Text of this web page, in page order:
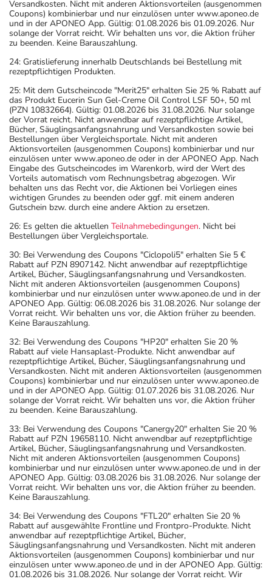
Versandkosten. Nicht mit anderen Aktionsvorteilen (ausgenommen
Coupons) kombinierbar und nur einzulösen unter www.aponeo.de
und in der APONEO App. Gültig: 01.08.2026 bis 01.09.2026. Nur
solange der Vorrat reicht. Wir behalten uns vor, die Aktion früher
zu beenden. Keine Barauszahlung.
24: Gratislieferung innerhalb Deutschlands bei Bestellung mit
rezeptpflichtigen Produkten.
25: Mit dem Gutscheincode "Merit25" erhalten Sie 25 % Rabatt auf
das Produkt Eucerin Sun Gel-Creme Oil Control LSF 50+, 50 ml
(PZN 10832664). Gültig: 01.08.2026 bis 31.08.2026. Nur solange
der Vorrat reicht. Nicht anwendbar auf rezeptpflichtige Artikel,
Bücher, Säuglingsanfangsnahrung und Versandkosten sowie bei
Bestellungen über Vergleichsportale. Nicht mit anderen
Aktionsvorteilen (ausgenommen Coupons) kombinierbar und nur
einzulösen unter www.aponeo.de oder in der APONEO App. Nach
Eingabe des Gutscheincodes im Warenkorb, wird der Wert des
Vorteils automatisch vom Rechnungsbetrag abgezogen. Wir
behalten uns das Recht vor, die Aktionen bei Vorliegen eines
wichtigen Grundes zu beenden oder ggf. mit einem anderen
Gutschein bzw. durch eine andere Aktion zu ersetzen.
26: Es gelten die aktuellen Teilnahmebedingungen. Nicht bei
Bestellungen über Vergleichsportale.
30: Bei Verwendung des Coupons "Ciclopoli5" erhalten Sie 5 €
Rabatt auf PZN 8907142. Nicht anwendbar auf rezeptpflichtige
Artikel, Bücher, Säuglingsanfangsnahrung und Versandkosten.
Nicht mit anderen Aktionsvorteilen (ausgenommen Coupons)
kombinierbar und nur einzulösen unter www.aponeo.de und in der
APONEO App. Gültig: 06.08.2026 bis 31.08.2026. Nur solange der
Vorrat reicht. Wir behalten uns vor, die Aktion früher zu beenden.
Keine Barauszahlung.
32: Bei Verwendung des Coupons "HP20" erhalten Sie 20 %
Rabatt auf viele Hansaplast-Produkte. Nicht anwendbar auf
rezeptpflichtige Artikel, Bücher, Säuglingsanfangsnahrung und
Versandkosten. Nicht mit anderen Aktionsvorteilen (ausgenommen
Coupons) kombinierbar und nur einzulösen unter www.aponeo.de
und in der APONEO App. Gültig: 01.07.2026 bis 31.08.2026. Nur
solange der Vorrat reicht. Wir behalten uns vor, die Aktion früher
zu beenden. Keine Barauszahlung.
33: Bei Verwendung des Coupons "Canergy20" erhalten Sie 20 %
Rabatt auf PZN 19658110. Nicht anwendbar auf rezeptpflichtige
Artikel, Bücher, Säuglingsanfangsnahrung und Versandkosten.
Nicht mit anderen Aktionsvorteilen (ausgenommen Coupons)
kombinierbar und nur einzulösen unter www.aponeo.de und in der
APONEO App. Gültig: 03.08.2026 bis 31.08.2026. Nur solange der
Vorrat reicht. Wir behalten uns vor, die Aktion früher zu beenden.
Keine Barauszahlung.
34: Bei Verwendung des Coupons "FTL20" erhalten Sie 20 %
Rabatt auf ausgewählte Frontline und Frontpro-Produkte. Nicht
anwendbar auf rezeptpflichtige Artikel, Bücher,
Säuglingsanfangsnahrung und Versandkosten. Nicht mit anderen
Aktionsvorteilen (ausgenommen Coupons) kombinierbar und nur
einzulösen unter www.aponeo.de und in der APONEO App. Gültig:
01.08.2026 bis 31.08.2026. Nur solange der Vorrat reicht. Wir